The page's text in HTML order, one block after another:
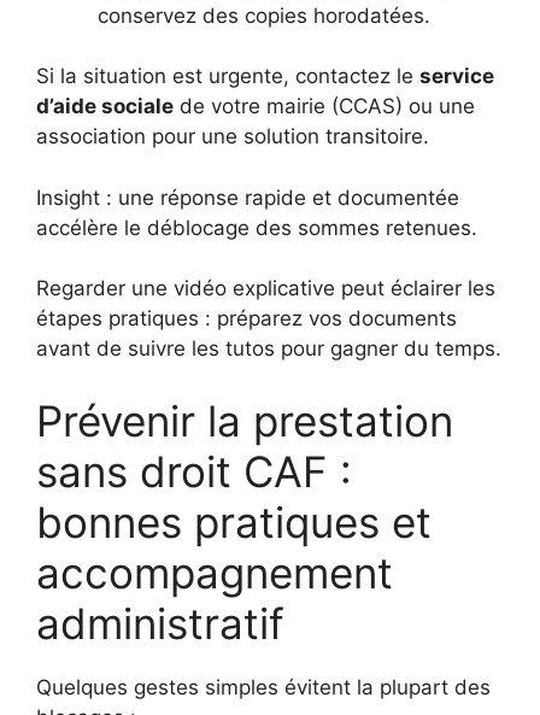
conservez des copies horodatées.
Si la situation est urgente, contactez le service
d’aide sociale de votre mairie (CCAS) ou une
association pour une solution transitoire.
Insight : une réponse rapide et documentée
accélère le déblocage des sommes retenues.
Regarder une vidéo explicative peut éclairer les
étapes pratiques : préparez vos documents
avant de suivre les tutos pour gagner du temps.
Prévenir la prestation
sans droit CAF :
bonnes pratiques et
accompagnement
administratif
Quelques gestes simples évitent la plupart des